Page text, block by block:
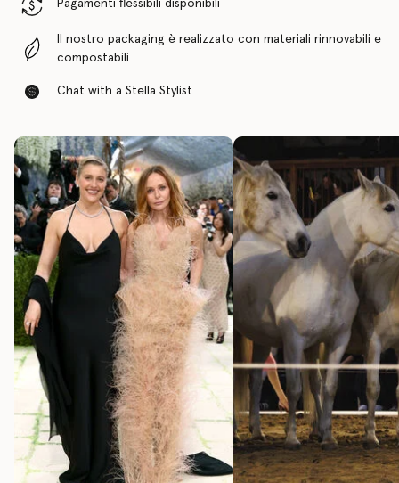
Pagamenti flessibili disponibili
Il nostro packaging è realizzato con materiali rinnovabili e
compostabili
Chat with a Stella Stylist